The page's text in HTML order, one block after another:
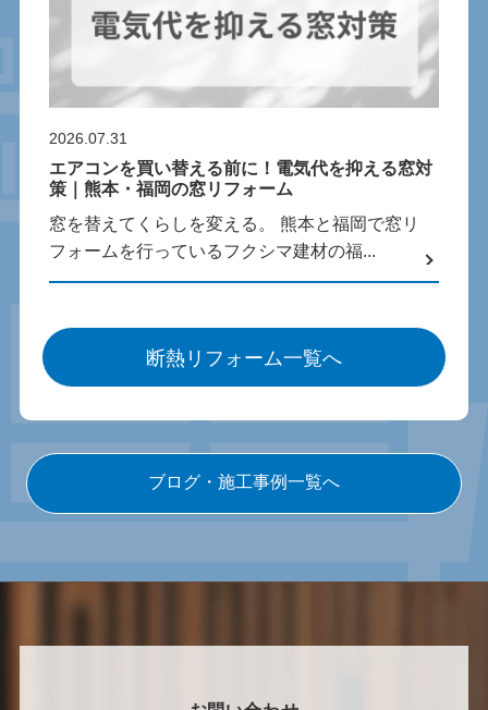
2026.07.31
エアコンを買い替える前に！電気代を抑える窓対
策｜熊本・福岡の窓リフォーム
窓を替えてくらしを変える。 熊本と福岡で窓リ
フォームを行っているフクシマ建材の福...
断熱リフォーム一覧へ
ブログ・施工事例一覧へ